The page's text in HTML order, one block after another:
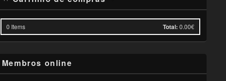
0 Items Total: 0.00€
Membros online